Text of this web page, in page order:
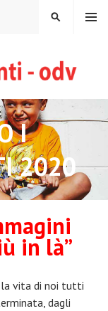
MENU
CERCA
I
2020
in là”
la vita di noi tutti
dagli